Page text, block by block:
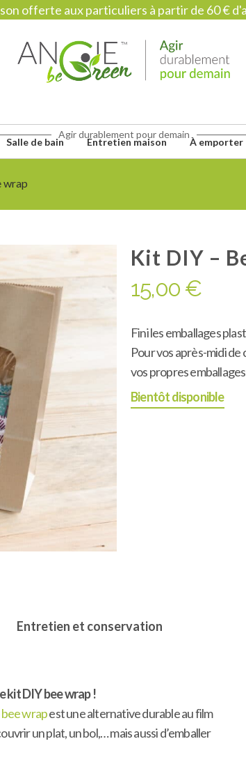
offerte aux particuliers à partir de 60 €
Agir durablement pour demain
Salle de bain Entretien maison À emporter
wrap
Kit DIY –
15,00€
Fini les emballages
Pour vos après-midi
vos propres
Bientôt disponible
Entretien et conservation
kit DIY bee wrap !
bee wrapest une alternative durable au film
un plat, un bol,… mais aussi d’emballer